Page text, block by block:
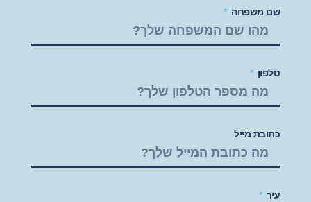
שם משפחה
טלפון
כתובת מייל
עיר